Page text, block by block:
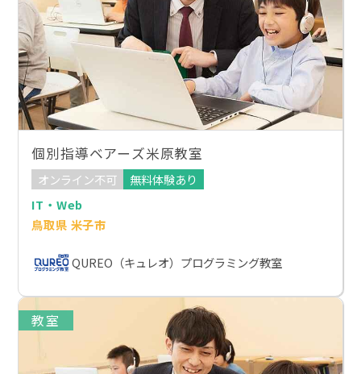
個別指導ベアーズ米原教室
オンライン不可
無料体験あり
IT・Web
鳥取県 米子市
QUREO（キュレオ）プログラミング教室
教室